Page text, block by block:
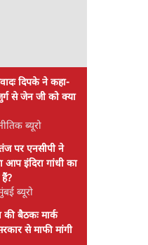
दिपके ने कहा-
से जेन जी को क्या
ब्यूरो
पर एनसीपी ने
आप इंदिरा गांधी का
ब्यूरो
की बैठकः मार्क
से माफी मांगी